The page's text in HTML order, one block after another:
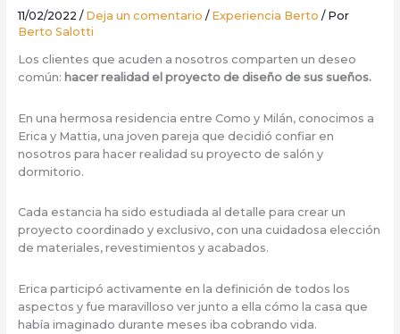
11/02/2022 / Deja un comentario / Experiencia Berto / Por
Berto Salotti
Los clientes que acuden a nosotros comparten un deseo
común: hacer realidad el proyecto de diseño de sus sueños.
En una hermosa residencia entre Como y Milán, conocimos a
Erica y Mattia, una joven pareja que decidió confiar en
nosotros para hacer realidad su proyecto de salón y
dormitorio.
Cada estancia ha sido estudiada al detalle para crear un
proyecto coordinado y exclusivo, con una cuidadosa elección
de materiales, revestimientos y acabados.
Erica participó activamente en la definición de todos los
aspectos y fue maravilloso ver junto a ella cómo la casa que
había imaginado durante meses iba cobrando vida.